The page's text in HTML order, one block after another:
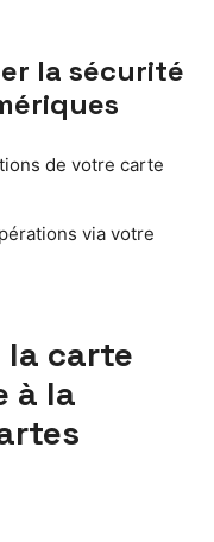
la sécurité
de votre carte
via votre
la carte
à la